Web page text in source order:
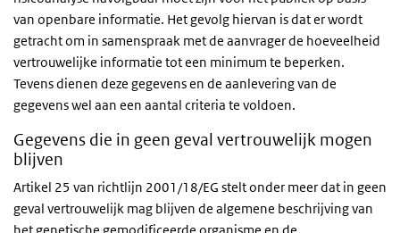
van openbare informatie. Het gevolg hiervan is dat er wordt
getracht om in samenspraak met de aanvrager de hoeveelheid
vertrouwelijke informatie tot een minimum te beperken.
Tevens dienen deze gegevens en de aanlevering van de
gegevens wel aan een aantal criteria te voldoen.
Gegevens die in geen geval vertrouwelijk mogen
blijven
Artikel 25 van richtlijn 2001/18/EG stelt onder meer dat in geen
geval vertrouwelijk mag blijven de algemene beschrijving van